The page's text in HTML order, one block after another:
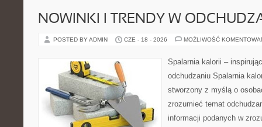
NOWINKI I TRENDY W
POSTED BY ADMIN CZE - 18 - 2026 MOŻLIWOŚĆ
Spalarnia kalorii –
odchudzaniu Spalarnia
stworzony z myślą o
zrozumieć temat
informacji podanych w